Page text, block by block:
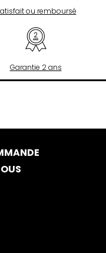
ou remboursé
Garantie 2 ans